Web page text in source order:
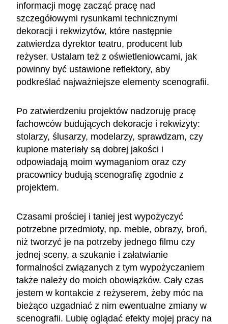
informacji mogę zacząć pracę nad
szczegółowymi rysunkami technicznymi
dekoracji i rekwizytów, które następnie
zatwierdza dyrektor teatru, producent lub
reżyser. Ustalam też z oświetleniowcami, jak
powinny być ustawione reflektory, aby
podkreślać najważniejsze elementy scenografii.
Po zatwierdzeniu projektów nadzoruję pracę
fachowców budujących dekoracje i rekwizyty:
stolarzy, ślusarzy, modelarzy, sprawdzam, czy
kupione materiały są dobrej jakości i
odpowiadają moim wymaganiom oraz czy
pracownicy budują scenografię zgodnie z
projektem.
Czasami prościej i taniej jest wypożyczyć
potrzebne przedmioty, np. meble, obrazy, broń,
niż tworzyć je na potrzeby jednego filmu czy
jednej sceny, a szukanie i załatwianie
formalności związanych z tym wypożyczaniem
także należy do moich obowiązków. Cały czas
jestem w kontakcie z reżyserem, żeby móc na
bieżąco uzgadniać z nim ewentualne zmiany w
scenografii. Lubię oglądać efekty mojej pracy na